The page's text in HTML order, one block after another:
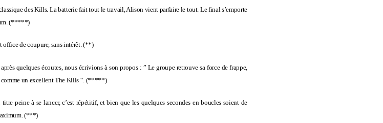
des Kills. La batterie fait tout le travail, Alison vient parfaire le tout. Le final s’emporte
(*****)
de coupure, sans intérêt.(**)
quelques écoutes, nous écrivions à son propos : ” Le groupe retrouve sa force de frappe,
un excellent The Kills “. (*****)
peine à se lancer, c’est répétitif, et bien que les quelques secondes en boucles soient de
(***)